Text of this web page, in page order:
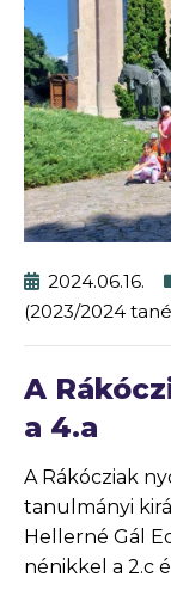
2024.06.16.
(2023/2024
A
a 4.a
A Rákócziak
tanulmányi
Hellerné Gál
nénikkel a 2.c